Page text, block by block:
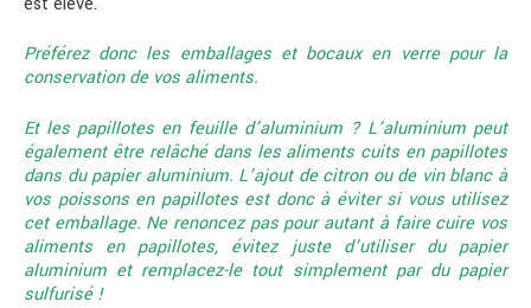
Préférez donc les emballages et bocaux en verre pour la
conservation de vos aliments.
Et les papillotes en feuille d’aluminium ? L’aluminium peut
également être relâché dans les aliments cuits en papillotes
dans du papier aluminium. L’ajout de citron ou de vin blanc à
vos poissons en papillotes est donc à éviter si vous utilisez
cet emballage. Ne renoncez pas pour autant à faire cuire vos
aliments en papillotes, évitez juste d’utiliser du papier
aluminium et remplacez-le tout simplement par du papier
sulfurisé !